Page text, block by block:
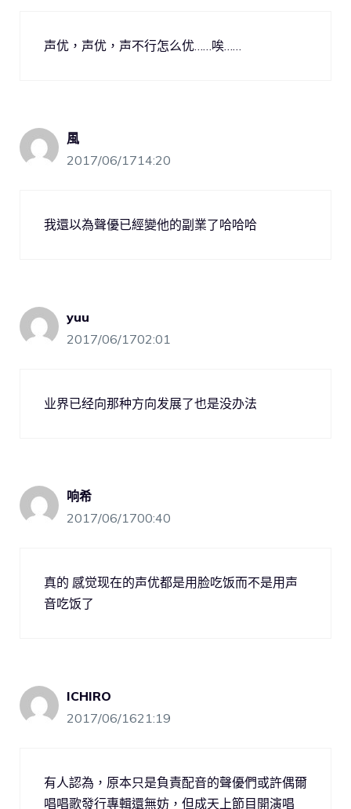
声优，声优，声不行怎么优……唉……
風
2017/06/1714:20
我還以為聲優已經變他的副業了哈哈哈
yuu
2017/06/1702:01
业界已经向那种方向发展了也是没办法
响希
2017/06/1700:40
真的 感觉现在的声优都是用脸吃饭而不是用声
音吃饭了
ICHIRO
2017/06/1621:19
有人認為，原本只是負責配音的聲優們或許偶爾
唱唱歌發行專輯還無妨，但成天上節目開演唱